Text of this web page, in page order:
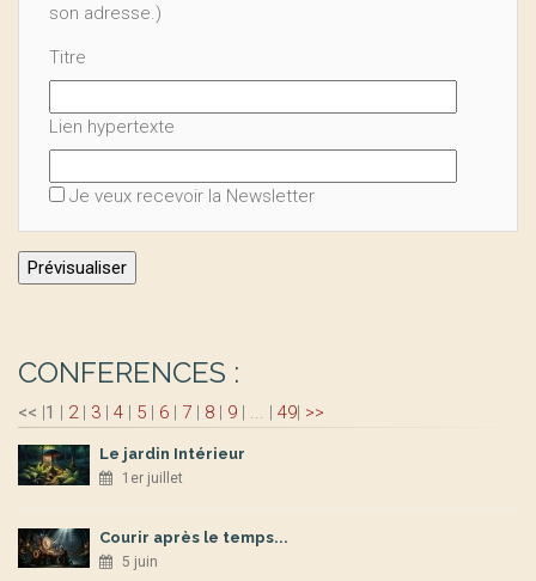
son adresse.)
Titre
Lien hypertexte
Je veux recevoir la Newsletter
CONFERENCES :
<< |1 | 2| 3 | 4 | 5 | 6 | 7 | 8 | 9 | ... | 49| >>
Le jardin Intérieur
1er juillet
Courir après le temps...
5 juin